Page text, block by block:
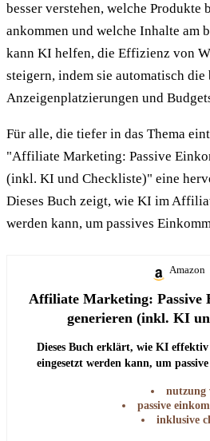
besser verstehen, welche
ankommen und welche Inhalte am
kann KI helfen, die Effizienz von
steigern, indem sie automatisch die
Anzeigenplatzierungen und
Für alle, die tiefer in das Thema
"Affiliate Marketing: Passive
(inkl. KI und Checkliste)" eine
Dieses Buch zeigt, wie KI im
werden kann, um passives
Amazon
Affiliate Marketing: Passive
generieren (inkl. KI
Dieses Buch erklärt, wie KI
eingesetzt werden kann, um
nutzung
passive
inklusive